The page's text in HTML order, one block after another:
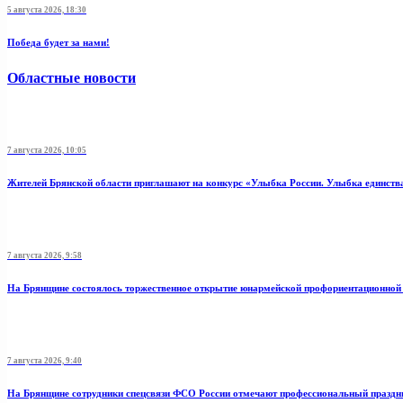
5 августа 2026, 18:30
Победа будет за нами!
Областные новости
7 августа 2026, 10:05
Жителей Брянской области приглашают на конкурс «Улыбка России. Улыбка
7 августа 2026, 9:58
На Брянщине состоялось торжественное открытие юнармейской
7 августа 2026, 9:40
На Брянщине сотрудники спецсвязи ФСО России отмечают профессиональный